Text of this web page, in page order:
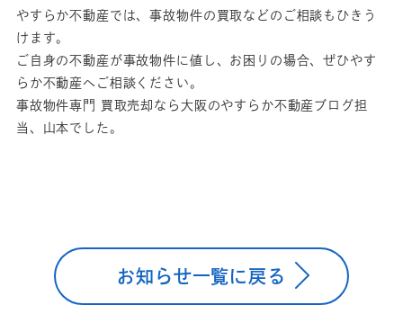
やすらか不動産では、事故物件の買取などのご相談もひきう
けます。
ご自身の不動産が事故物件に値し、お困りの場合、ぜひやす
らか不動産へご相談ください。
事故物件専門 買取売却なら大阪のやすらか不動産ブログ担
当、山本でした。
お知らせ一覧に戻る